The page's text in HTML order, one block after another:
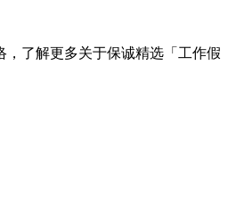
，了解更多关于保诚精选「工作假